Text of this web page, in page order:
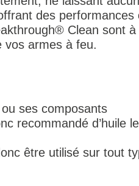
des performances
Clean sont
vos armes à feu.
ses composants
recommandé d’huile
être utilisé sur tout